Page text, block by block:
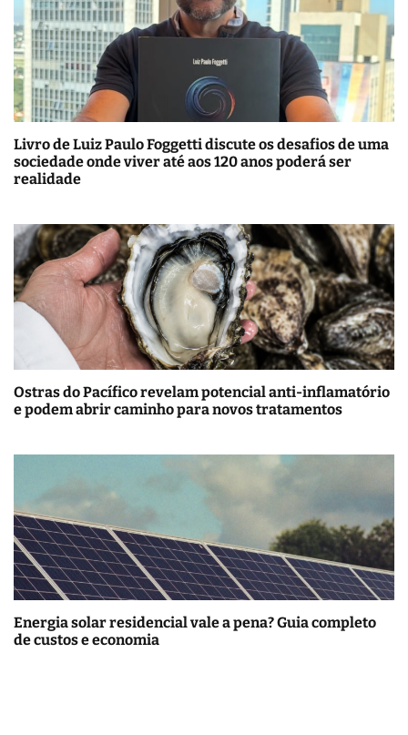
Livro de Luiz Paulo Foggetti discute os desafios de uma
sociedade onde viver até aos 120 anos poderá ser
realidade
Ostras do Pacífico revelam potencial anti-inflamatório
e podem abrir caminho para novos tratamentos
Energia solar residencial vale a pena? Guia completo
de custos e economia